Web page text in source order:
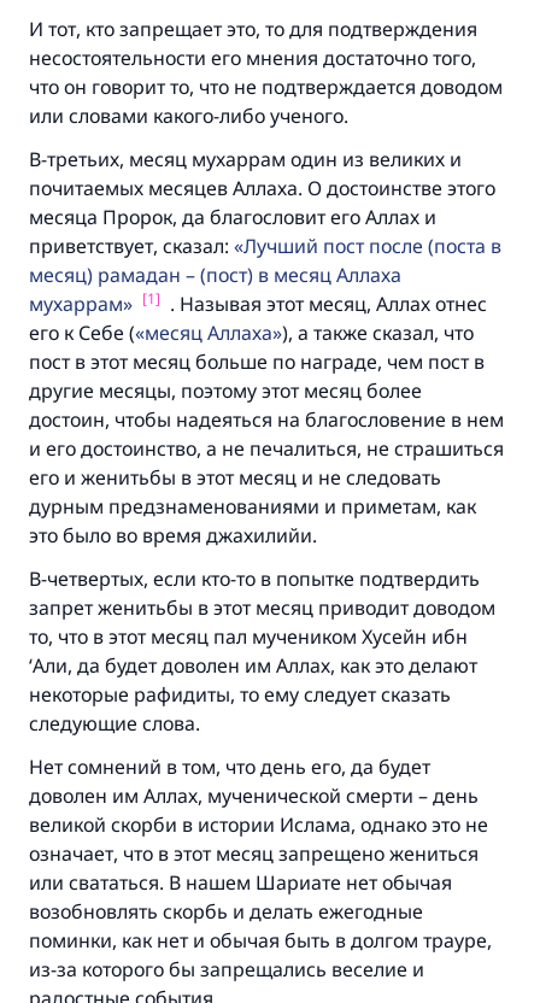
И тот, кто запрещает это, то для подтверждения
несостоятельности его мнения достаточно того,
что он говорит то, что не подтверждается доводом
или словами какого-либо ученого.
В-третьих, месяц мухаррам один из великих и
почитаемых месяцев Аллаха. О достоинстве этого
месяца Пророк, да благословит его Аллах и
приветствует, сказал: Лучший пост после (поста в
месяц) рамадан – (пост) в месяц Аллаха
мухаррам
[1] . Называя этот месяц, Аллах отнес
его к Себе ( месяц Аллаха ), а также сказал, что
пост в этот месяц больше по награде, чем пост в
другие месяцы, поэтому этот месяц более
достоин, чтобы надеяться на благословение в нем
и его достоинство, а не печалиться, не страшиться
его и женитьбы в этот месяц и не следовать
дурным предзнаменованиями и приметам, как
это было во время джахилийи.
В-четвертых, если кто-то в попытке подтвердить
запрет женитьбы в этот месяц приводит доводом
то, что в этот месяц пал мучеником Хусейн ибн
‘Али, да будет доволен им Аллах, как это делают
некоторые рафидиты, то ему следует сказать
следующие слова.
Нет сомнений в том, что день его, да будет
доволен им Аллах, мученической смерти – день
великой скорби в истории Ислама, однако это не
означает, что в этот месяц запрещено жениться
или свататься. В нашем Шариате нет обычая
возобновлять скорбь и делать ежегодные
поминки, как нет и обычая быть в долгом трауре,
из-за которого бы запрещались веселие и